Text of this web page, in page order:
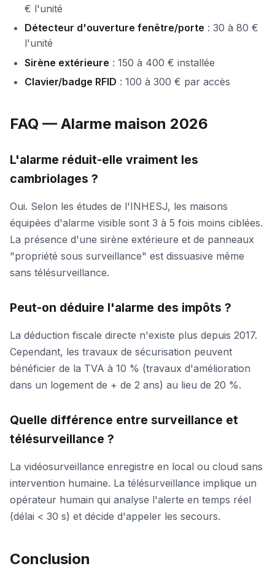
€ l'unité
Détecteur d'ouverture fenêtre/porte : 30 à 80 €
l'unité
Sirène extérieure : 150 à 400 € installée
Clavier/badge RFID : 100 à 300 € par accès
FAQ — Alarme maison 2026
L'alarme réduit-elle vraiment les
cambriolages ?
Oui. Selon les études de l'INHESJ, les maisons
équipées d'alarme visible sont 3 à 5 fois moins ciblées.
La présence d'une sirène extérieure et de panneaux
"propriété sous surveillance" est dissuasive même
sans télésurveillance.
Peut-on déduire l'alarme des impôts ?
La déduction fiscale directe n'existe plus depuis 2017.
Cependant, les travaux de sécurisation peuvent
bénéficier de la TVA à 10 % (travaux d'amélioration
dans un logement de + de 2 ans) au lieu de 20 %.
Quelle différence entre surveillance et
télésurveillance ?
La vidéosurveillance enregistre en local ou cloud sans
intervention humaine. La télésurveillance implique un
opérateur humain qui analyse l'alerte en temps réel
(délai < 30 s) et décide d'appeler les secours.
Conclusion